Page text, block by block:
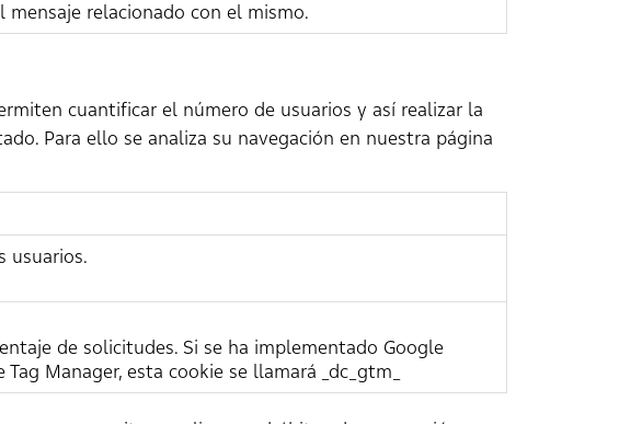
relacionado con el mismo.
cuantificar el número de usuarios y así realizar la
Para ello se analiza su navegación en nuestra página
usuarios.
de solicitudes. Si se ha implementado Google
Manager, esta cookie se llamará _dc_gtm_